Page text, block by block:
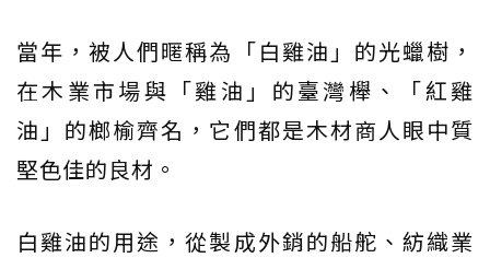
當年，被人們暱稱為「白雞油」的光蠟樹，
在木業市場與「雞油」的臺灣櫸、「紅雞
油」的榔榆齊名，它們都是木材商人眼中質
堅色佳的良材。
白雞油的用途，從製成外銷的船舵、紡織業